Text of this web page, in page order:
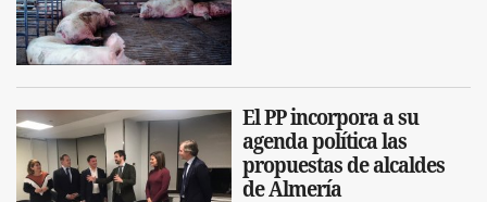
El PP incorpora a su
agenda política las
propuestas de alcaldes
de Almería